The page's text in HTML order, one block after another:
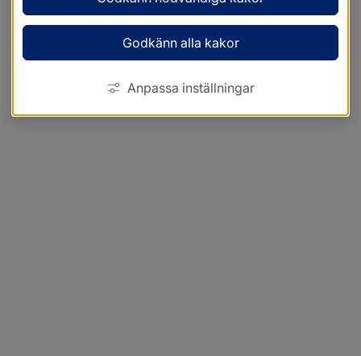
Godkänn alla kakor
Anpassa inställningar